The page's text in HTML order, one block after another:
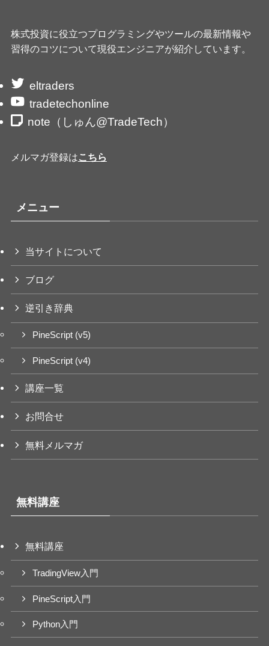
株式投資に役立つプログラミングやツールの最新情報や
習得のコツについて現役エンジニアが紹介しています。
eltraders
tradetechonline
note（しゅん@TradeTech）
メルマガ登録はこちら
メニュー
当サイトについて
ブログ
逆引き辞典
PineScript (v5)
PineScript (v4)
講座一覧
お問合せ
無料メルマガ
無料講座
無料講座
TradingView入門
PineScript入門
Python入門